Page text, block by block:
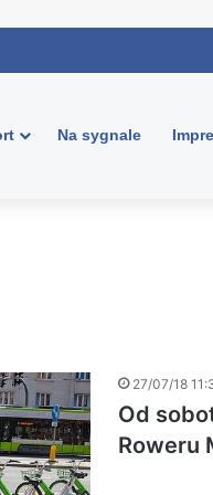
Na sygnale
27/07/18
Od
Roweru